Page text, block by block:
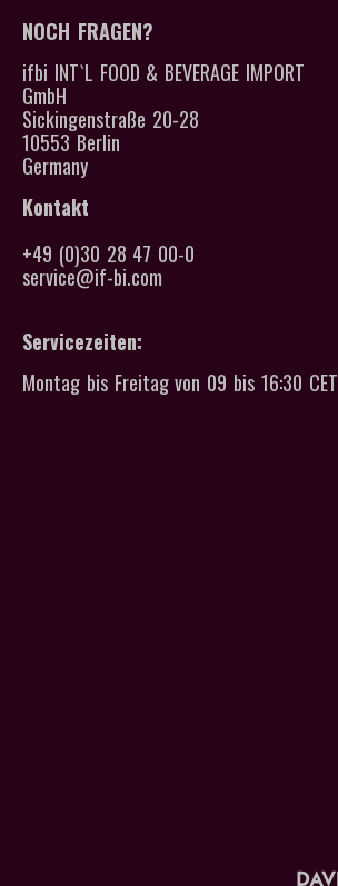
NOCH FRAGEN?
ifbi INT`L FOOD & BEVERAGE IMPORT
GmbH
Sickingenstraße 20-28
10553 Berlin
Germany
Kontakt
+49 (0)30 28 47 00-0
service@if-bi.com
Servicezeiten:
Montag bis Freitag von 09 bis 16:30 CET